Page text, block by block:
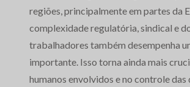
regiões, principalmente em partes da
complexidade regulatória, sindical e
trabalhadores também desempenha
importante. Isso torna ainda mais
humanos envolvidos e no controle das